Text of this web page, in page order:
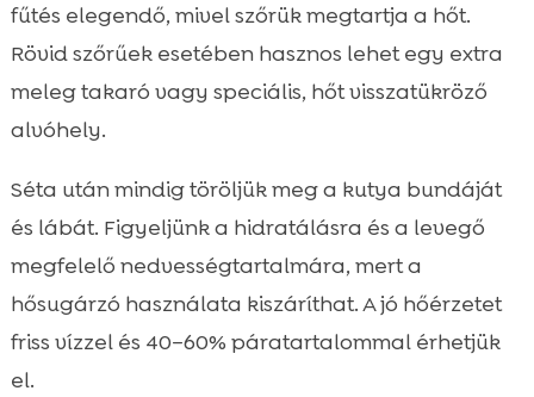
fűtés elegendő, mivel szőrük megtartja a hőt.
Rövid szőrűek esetében hasznos lehet egy extra
meleg takaró vagy speciális, hőt visszatükröző
alvóhely.
Séta után mindig töröljük meg a kutya bundáját
és lábát. Figyeljünk a hidratálásra és a levegő
megfelelő nedvességtartalmára, mert a
hősugárzó használata kiszáríthat. A jó hőérzetet
friss vízzel és 40–60% páratartalommal érhetjük
el.